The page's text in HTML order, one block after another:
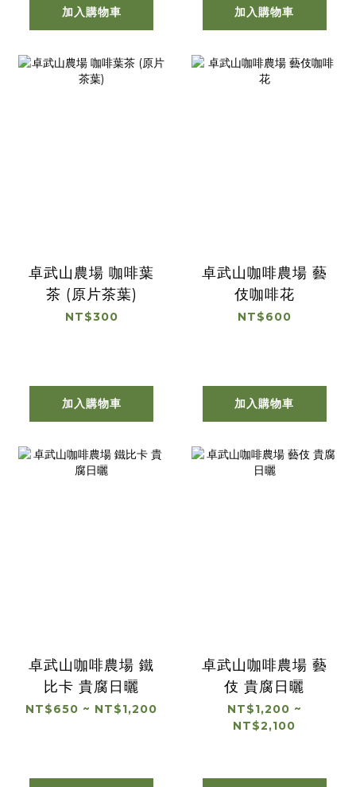
加入購物車 加入購物車
卓武山農場 咖啡葉
茶 (原片茶葉)
NT$300
加入購物車
卓武山咖啡農場 藝
伎咖啡花
NT$600
加入購物車
卓武山咖啡農場 鐵
比卡 貴腐日曬
NT$650 ~ NT$1,200
卓武山咖啡農場 藝
伎 貴腐日曬
NT$1,200 ~
NT$2,100